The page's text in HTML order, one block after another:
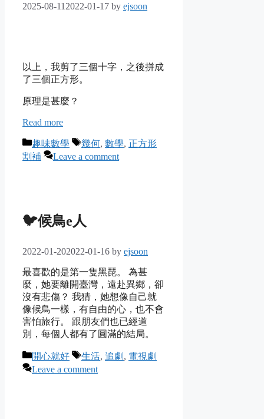
2025-08-11 2022-01-17 by ejsoon
以上，我剪了三個十字，之後拼成
了三個正方形。
原理是甚麼？
Read more
Categories
趣味數學 Tags
幾何, 數學, 正方形
割補
Leave a comment
🐦候鳥e人
2022-01-202022-01-16 by ejsoon
最喜歡的是第一隻黑琵。 為甚
麼，她要離開臺灣，遠赴異鄉，卻
沒有悲傷？ 我猜，她想像自己就
像候鳥一樣，有自由的心，也不會
害怕旅行。 跟朋友們也已經道
別，每個人都有了圓滿的結局。
Categories
開心就好 Tags
生活, 追劇 , 電視劇
Leave a comment